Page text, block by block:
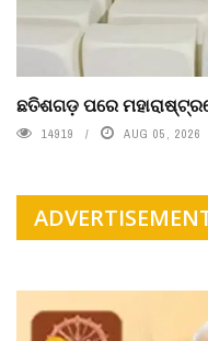
ଛତିଶଗଡ଼ ପରେ
14919 AUG 05, 2026